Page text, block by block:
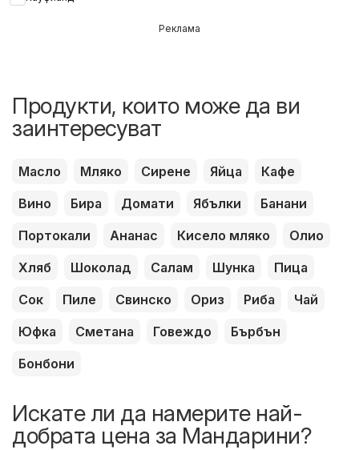
Реклама
Продукти, които може да ви
заинтересуват
Масло Мляко Сирене Яйца
Кафе
Вино
Бира Домати Ябълки
Банани
Портокали
Ананас Кисело мляко
Олио
Хляб
Шоколад Салам Шунка
Пица
Сок
Пиле Свинско Ориз Риба
Чай
Юфка
Сметана Говеждо
Бърбън
Бонбони
Искате ли да намерите най-
добрата цена за Мандарини?